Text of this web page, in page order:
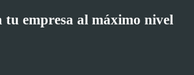
tu empresa al máximo nivel